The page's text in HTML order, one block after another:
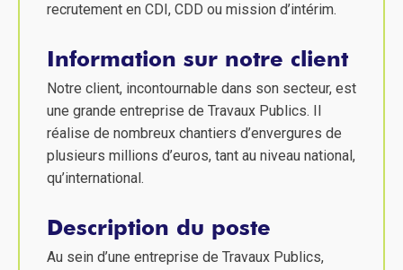
recrutement en CDI, CDD ou mission d’intérim.
Information sur notre client
Notre client, incontournable dans son secteur, est
une grande entreprise de Travaux Publics. Il
réalise de nombreux chantiers d’envergures de
plusieurs millions d’euros, tant au niveau national,
qu’international.
Description du poste
Au sein d’une entreprise de Travaux Publics,